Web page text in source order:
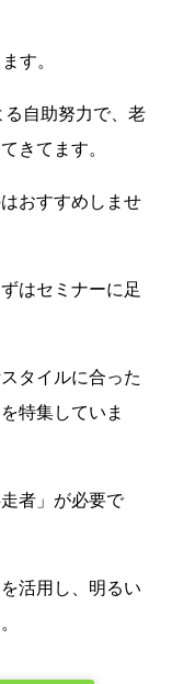
す。
自助努力で、老
きてます。
おすすめしませ
はセミナーに足
タイルに合った
特集していま
者」が必要で
活用し、明るい